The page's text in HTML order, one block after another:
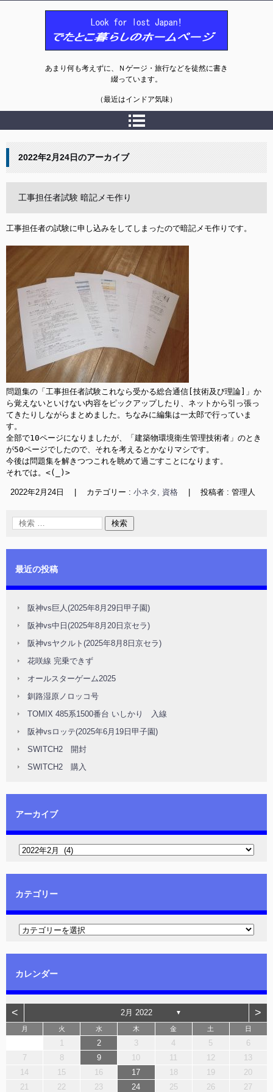
あまり何も考えずに、Ｎゲージ・旅行などを徒然に書き
綴っています。
（最近はインドア気味）
2022年2月24日のアーカイブ
工事担任者試験 暗記メモ作り
工事担任者の試験に申し込みをしてしまったので暗記メモ作りです。
問題集の「工事担任者試験これなら受かる総合通信[技術及び理論]」か
ら覚えないといけない内容をピックアップしたり、ネットから引っ張っ
てきたりしながらまとめました。ちなみに編集は一太郎で行っていま
す。
全部で10ページになりましたが、「建築物環境衛生管理技術者」のとき
が50ページでしたので、それを考えるとかなりマシです。
今後は問題集を解きつつこれを眺めて過ごすことになります。
それでは。<(_)>
2022年2月24日 カテゴリー : 小ネタ, 資格 投稿者 : 管理人
最近の投稿
阪神vs巨人(2025年8月29日甲子園)
阪神vs中日(2025年8月20日京セラ)
阪神vsヤクルト(2025年8月8日京セラ)
花咲線 完乗できず
オールスターゲーム2025
釧路湿原ノロッコ号
TOMIX 485系1500番台 いしかり 入線
阪神vsロッテ(2025年6月19日甲子園)
SWITCH2 開封
SWITCH2 購入
アーカイブ
カテゴリー
カレンダー
< 2月 2022 ▼ >
月 火 水 木 金 土 日
1 2 3 4 5
6
7
8 9 10 11 12
13
14
15 16 17 18 19
20
21
22 23 24 25 26 27